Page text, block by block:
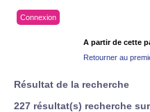
Connexion
A partir de cette
Retourner au
Résultat de la recherche
227 résultat(s) recherche